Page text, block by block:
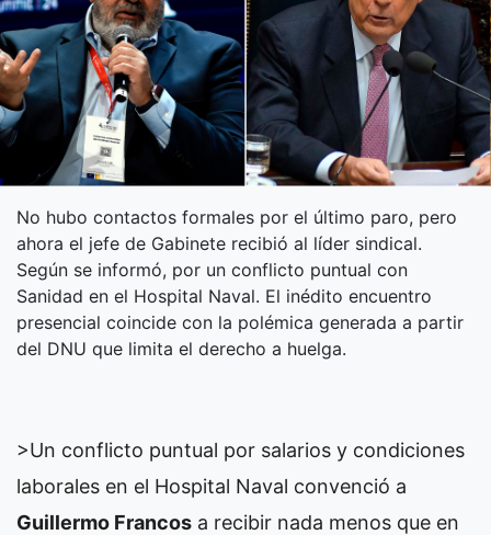
No hubo contactos formales por el último paro, pero
ahora el jefe de Gabinete recibió al líder sindical.
Según se informó, por un conflicto puntual con
Sanidad en el Hospital Naval. El inédito encuentro
presencial coincide con la polémica generada a partir
del DNU que limita el derecho a huelga.
>Un conflicto puntual por salarios y condiciones
laborales en el Hospital Naval convenció a
Guillermo Francos a recibir nada menos que en